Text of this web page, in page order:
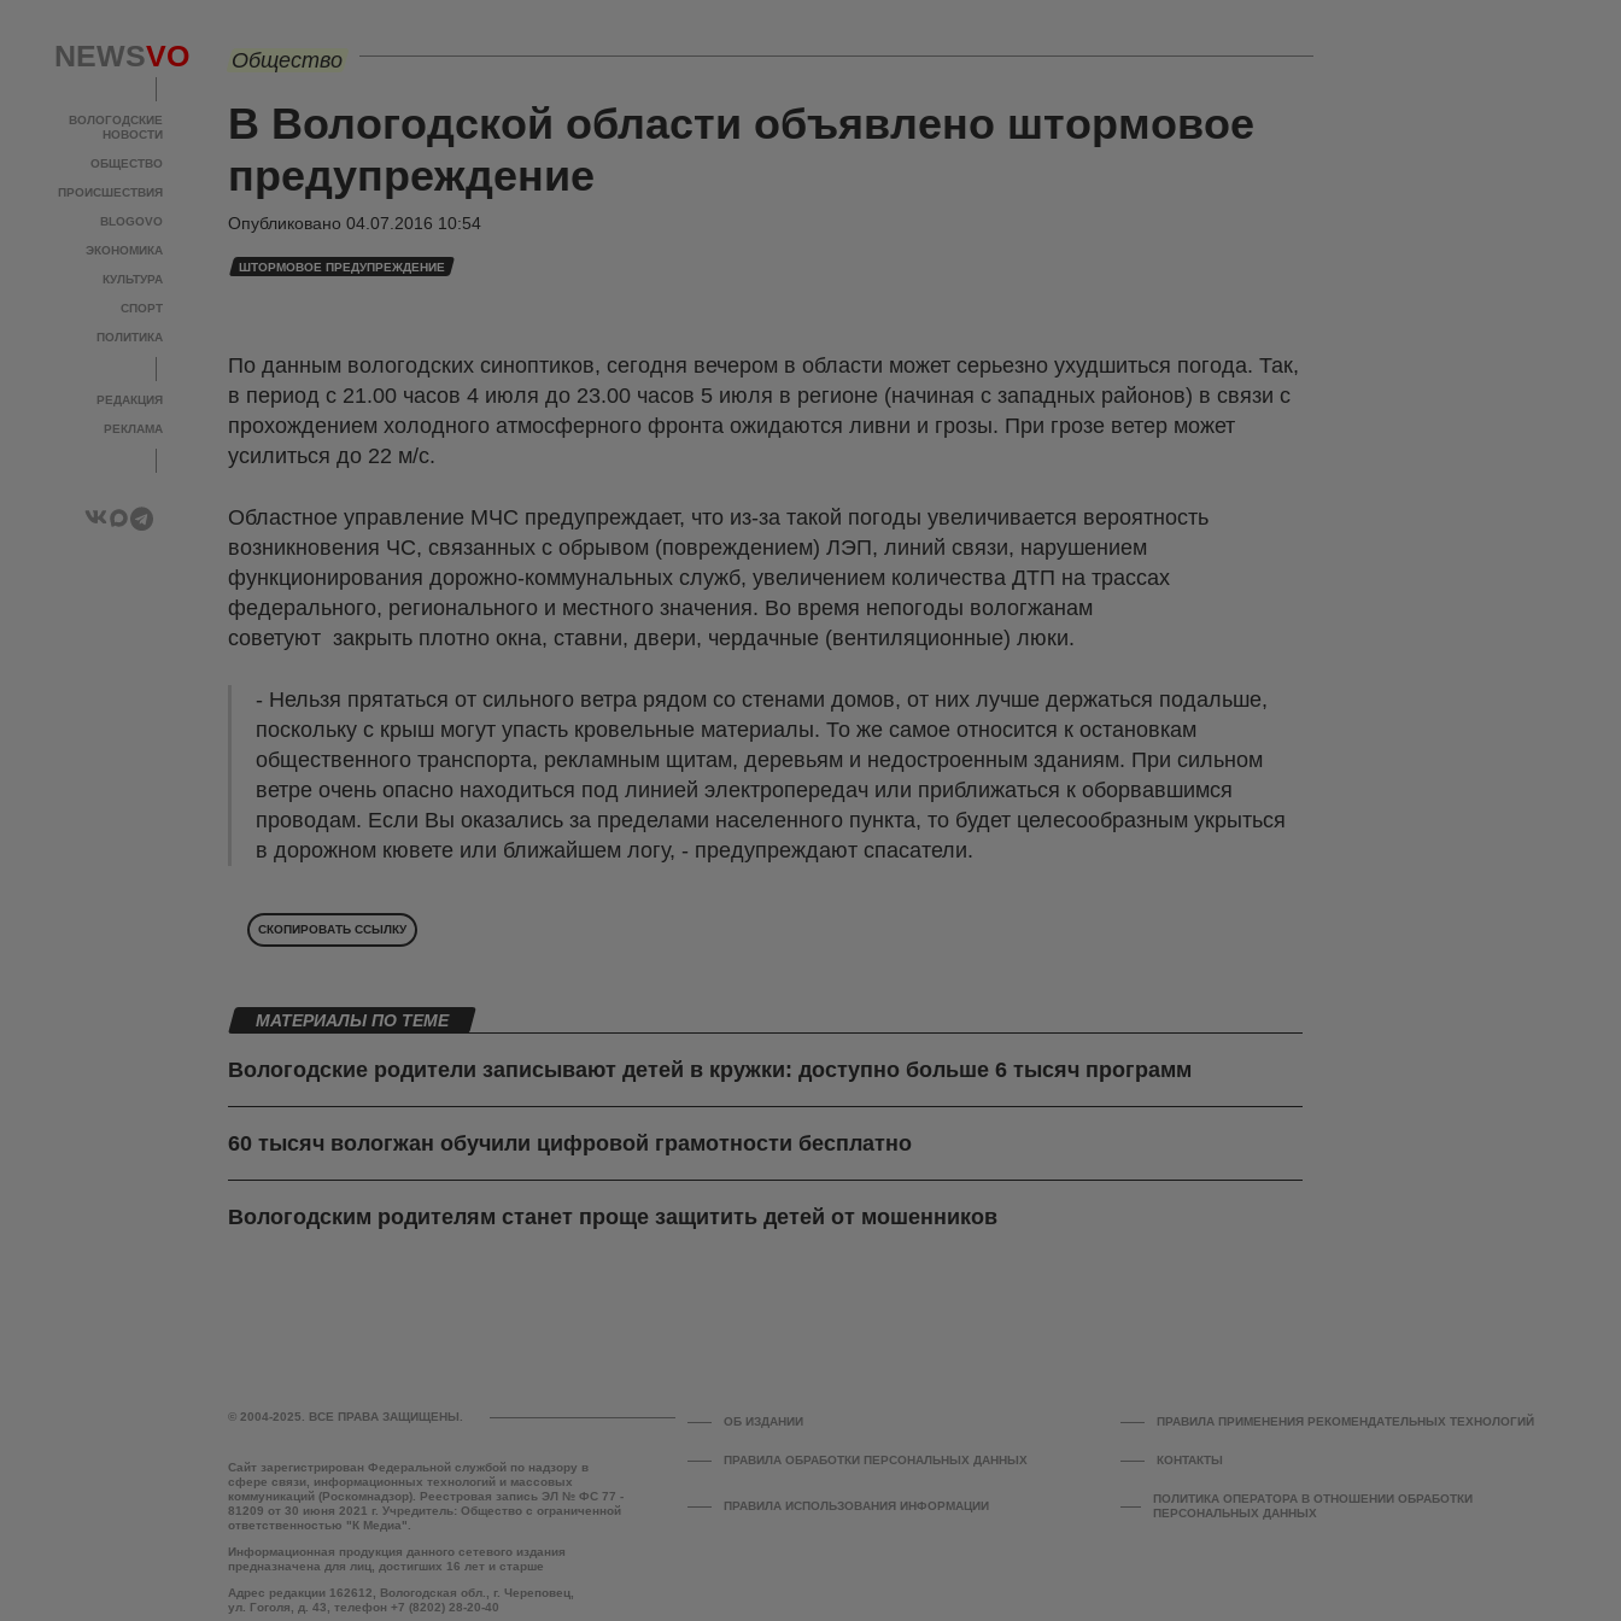
NEWSVO
ВОЛОГОДСКИЕ
НОВОСТИ
ОБЩЕСТВО
ПРОИСШЕСТВИЯ
BLOGOVO
ЭКОНОМИКА
КУЛЬТУРА
СПОРТ
ПОЛИТИКА
РЕДАКЦИЯ
РЕКЛАМА
Общество
В Вологодской области объявлено штормовое
предупреждение
Опубликовано 04.07.2016 10:54
ШТОРМОВОЕ ПРЕДУПРЕЖДЕНИЕ
По данным вологодских синоптиков, сегодня вечером в области может серьезно ухудшиться погода. Так,
в период с 21.00 часов 4 июля до 23.00 часов 5 июля в регионе (начиная с западных районов) в связи с
прохождением холодного атмосферного фронта ожидаются ливни и грозы. При грозе ветер может
усилиться до 22 м/с.
Областное управление МЧС предупреждает, что из-за такой погоды увеличивается вероятность
возникновения ЧС, связанных с обрывом (повреждением) ЛЭП, линий связи, нарушением
функционирования дорожно-коммунальных служб, увеличением количества ДТП на трассах
федерального, регионального и местного значения. Во время непогоды вологжанам
советуют закрыть плотно окна, ставни, двери, чердачные (вентиляционные) люки.
- Нельзя прятаться от сильного ветра рядом со стенами домов, от них лучше держаться подальше,
поскольку с крыш могут упасть кровельные материалы. То же самое относится к остановкам
общественного транспорта, рекламным щитам, деревьям и недостроенным зданиям. При сильном
ветре очень опасно находиться под линией электропередач или приближаться к оборвавшимся
проводам. Если Вы оказались за пределами населенного пункта, то будет целесообразным укрыться
в дорожном кювете или ближайшем логу, - предупреждают спасатели.
СКОПИРОВАТЬ ССЫЛКУ
МАТЕРИАЛЫ ПО ТЕМЕ
Вологодские родители записывают детей в кружки: доступно больше 6 тысяч программ
60 тысяч вологжан обучили цифровой грамотности бесплатно
Вологодским родителям станет проще защитить детей от мошенников
© 2004-2025. ВСЕ ПРАВА ЗАЩИЩЕНЫ.
Сайт зарегистрирован Федеральной службой по надзору в
сфере связи, информационных технологий и массовых
коммуникаций (Роскомнадзор). Реестровая запись ЭЛ № ФС 77 -
81209 от 30 июня 2021 г. Учредитель: Общество с ограниченной
ответственностью "К Медиа".
Информационная продукция данного сетевого издания
предназначена для лиц, достигших 16 лет и старше
Адрес редакции 162612, Вологодская обл., г. Череповец,
ул. Гоголя, д. 43, телефон +7 (8202) 28-20-40
ОБ ИЗДАНИИ ПРАВИЛА ПРИМЕНЕНИЯ РЕКОМЕНДАТЕЛЬНЫХ ТЕХНОЛОГИЙ
ПРАВИЛА ОБРАБОТКИ ПЕРСОНАЛЬНЫХ ДАННЫХ КОНТАКТЫ
ПРАВИЛА ИСПОЛЬЗОВАНИЯ ИНФОРМАЦИИ
ПОЛИТИКА ОПЕРАТОРА В ОТНОШЕНИИ ОБРАБОТКИ
ПЕРСОНАЛЬНЫХ ДАННЫХ